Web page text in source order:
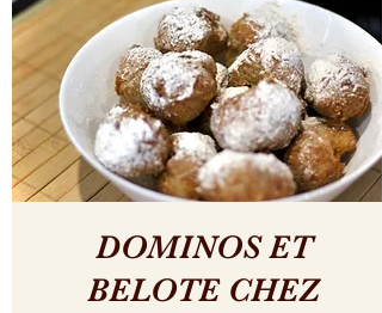
DOMINOS ET
BELOTE CHEZ